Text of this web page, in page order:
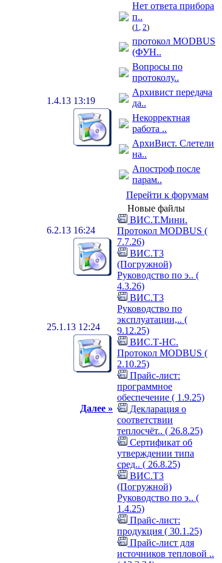
1.4.13 13:19
6.2.13 16:24
25.1.13 12:24
Далее »
Нет ответа прибора
п..
(1, 2)
протокол MODBUS
(ФУН..
Вопросы по
протоколу..
Архивист передача
да..
Некорректная
работа ..
АрхиВист. Слетели
на..
Апостроф после
парам..
Перейти к форумам
Новые файлы
ВИС.Т.Мини.
Протокол MODBUS (
7.7.26)
ВИС.Т3
(Погружной)
Руководство по э.. (
4.3.26)
ВИС.Т3
Руководство по
эксплуатации,.. (
9.12.25)
ВИС.Т-HC.
Протокол MODBUS (
2.10.25)
Прайс-лист:
программное
обеспечение ( 1.9.25)
Декларация о
соответствии
теплосчёт.. ( 26.8.25)
Сертификат об
утверждении типа
сред.. ( 26.8.25)
ВИС.Т3
(Погружной)
Руководство по э.. (
1.4.25)
Прайс-лист:
продукция ( 30.1.25)
Прайс-лист для
источников тепловой ..